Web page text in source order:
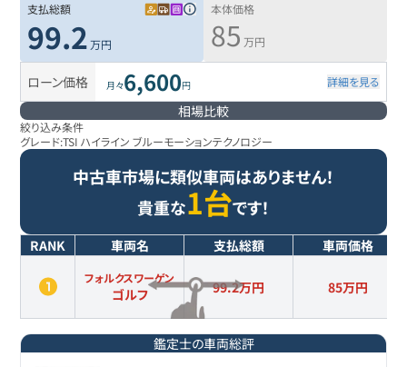
支払総額
99.2 万円
本体価格
85 万円
ローン価格 月々6,600円 詳細を見る
相場比較
絞り込み条件
グレード:TSI ハイライン ブルーモーションテクノロジー
中古車市場に類似車両はありません！
貴重な1台です！
RANK 車両名 支払総額 車両価格
フォルクスワーゲン
ゴルフ 99.2万円 85万円
鑑定士の車両総評